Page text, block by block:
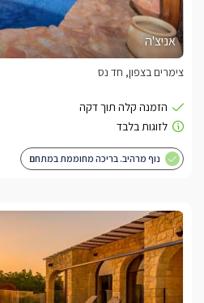
אניצ'ה
צימרים בצפון, חד נס
נוף מרהיב. בריכה מחוממת במתחם